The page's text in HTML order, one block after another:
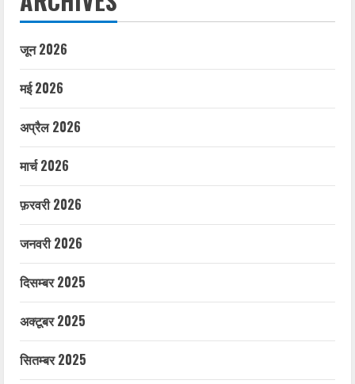
जून 2026
मई 2026
अप्रैल 2026
मार्च 2026
फ़रवरी 2026
जनवरी 2026
दिसम्बर 2025
अक्टूबर 2025
सितम्बर 2025